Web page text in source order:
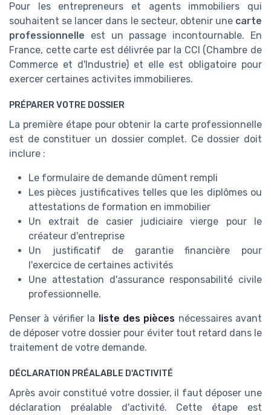
Pour les entrepreneurs et agents immobiliers qui
souhaitent se lancer dans le secteur, obtenir une carte
professionnelle est un passage incontournable. En
France, cette carte est délivrée par la CCI (Chambre de
Commerce et d'Industrie) et elle est obligatoire pour
exercer certaines activites immobilieres.
PRÉPARER VOTRE DOSSIER
La première étape pour obtenir la carte professionnelle
est de constituer un dossier complet. Ce dossier doit
inclure :
Le formulaire de demande dûment rempli
Les pièces justificatives telles que les diplômes ou
attestations de formation en immobilier
Un extrait de casier judiciaire vierge pour le
créateur d'entreprise
Un justificatif de garantie financière pour
l'exercice de certaines activités
Une attestation d'assurance responsabilité civile
professionnelle.
Penser à vérifier la liste des pièces nécessaires avant
de déposer votre dossier pour éviter tout retard dans le
traitement de votre demande.
DÉCLARATION PRÉALABLE D'ACTIVITÉ
Après avoir constitué votre dossier, il faut déposer une
déclaration préalable d'activité. Cette étape est